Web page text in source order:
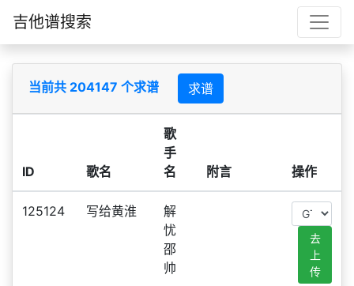
吉他谱搜索
当前共 204147 个求谱 求谱
ID 歌名
歌
手
名
附言 操作
125124 写给黄淮
解
忧
邵
帅
去
上
传